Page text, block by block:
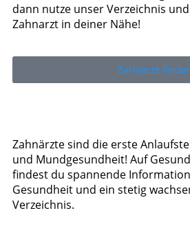
dann nutze unser Verzeichnis
Zahnarzt in deiner Nähe!
Zahnarzt
Zahnärzte sind die erste
und Mundgesundheit! Auf
findest du spannende
Gesundheit und ein stetig
Verzeichnis.